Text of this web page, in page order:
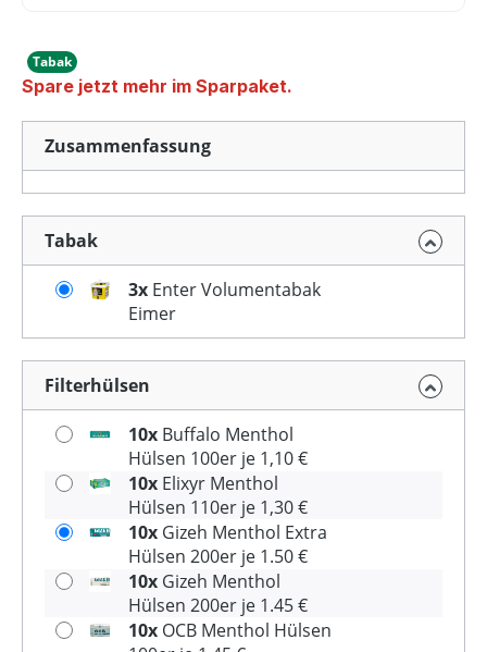
Tabak
Spare jetzt mehr im Sparpaket.
Zusammenfassung
Tabak
3x Enter Volumentabak
Eimer
Filterhülsen
10x Buffalo Menthol
Hülsen 100er je 1,10 €
10x Elixyr Menthol
Hülsen 110er je 1,30 €
10x Gizeh Menthol Extra
Hülsen 200er je 1.50 €
10x Gizeh Menthol
Hülsen 200er je 1.45 €
10x OCB Menthol Hülsen